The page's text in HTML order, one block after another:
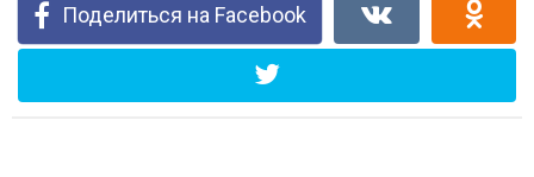
Поделиться на Facebook